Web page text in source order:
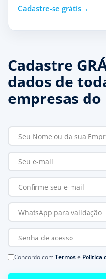
Cadastre-se grátis
Cadastre
dados de
empresas do
Concordo comTermose Política